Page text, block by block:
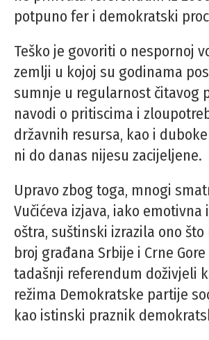
potpuno fer i demokratski
Teško je govoriti o nespornoj
zemlji u kojoj su godinama
sumnje u regularnost čitavog
navodi o pritiscima i
državnih resursa, kao i
ni do danas nijesu zacijeljene.
Upravo zbog toga, mnogi
Vučićeva izjava, iako emotivna
oštra, suštinski izrazila ono
broj građana Srbije i Crne
tadašnji referendum doživjeli
režima Demokratske partije
kao istinski praznik